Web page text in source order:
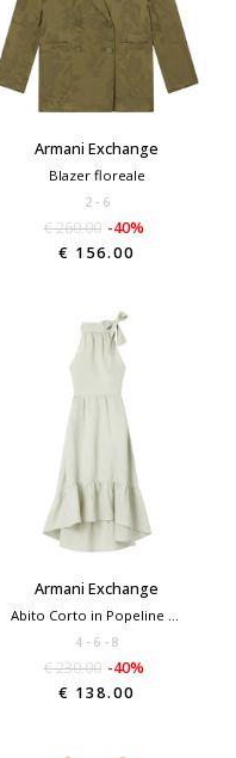
Armani Exchange
Blazer floreale
2 6
€ 260.00 -40%
€ 156.00
Armani Exchange
Abito Corto in Popeline di Lino
4 6 8
€ 230.00 -40%
€ 138.00